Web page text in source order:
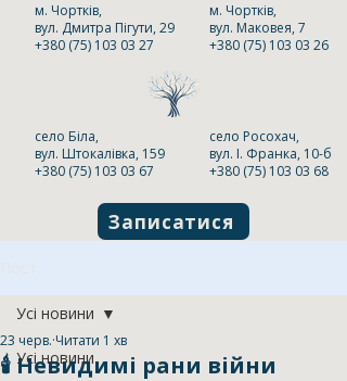
м. Чортків,
вул. Дмитра Пігути, 29
+380 (75) 103 03 27
м. Чортків,
вул. Маковея, 7
+380 (75) 103 03 26
село Біла,
вул. Штокалівка, 159
+380 (75) 103 03 67
село Росохач,
вул. І. Франка, 10-б
+380 (75) 103 03 68
Записатися
Пост
Усі новини
Усі новини
🕯️ Невидимі рани війни
23 черв. Читати 1 хв